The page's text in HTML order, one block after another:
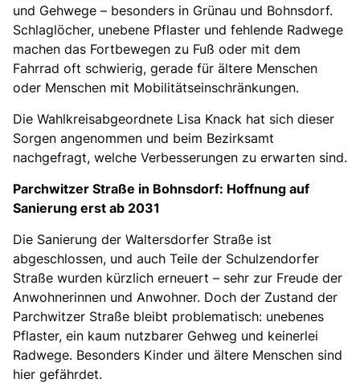
und Gehwege – besonders in Grünau und Bohnsdorf.
Schlaglöcher, unebene Pflaster und fehlende Radwege
machen das Fortbewegen zu Fuß oder mit dem
Fahrrad oft schwierig, gerade für ältere Menschen
oder Menschen mit Mobilitätseinschränkungen.
Die Wahlkreisabgeordnete Lisa Knack hat sich dieser
Sorgen angenommen und beim Bezirksamt
nachgefragt, welche Verbesserungen zu erwarten sind.
Parchwitzer Straße in Bohnsdorf: Hoffnung auf
Sanierung erst ab 2031
Die Sanierung der Waltersdorfer Straße ist
abgeschlossen, und auch Teile der Schulzendorfer
Straße wurden kürzlich erneuert – sehr zur Freude der
Anwohnerinnen und Anwohner. Doch der Zustand der
Parchwitzer Straße bleibt problematisch: unebenes
Pflaster, ein kaum nutzbarer Gehweg und keinerlei
Radwege. Besonders Kinder und ältere Menschen sind
hier gefährdet.